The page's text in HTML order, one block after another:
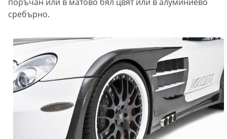
поръчан или в матово бял цвят или в алуминиево
сребърно.